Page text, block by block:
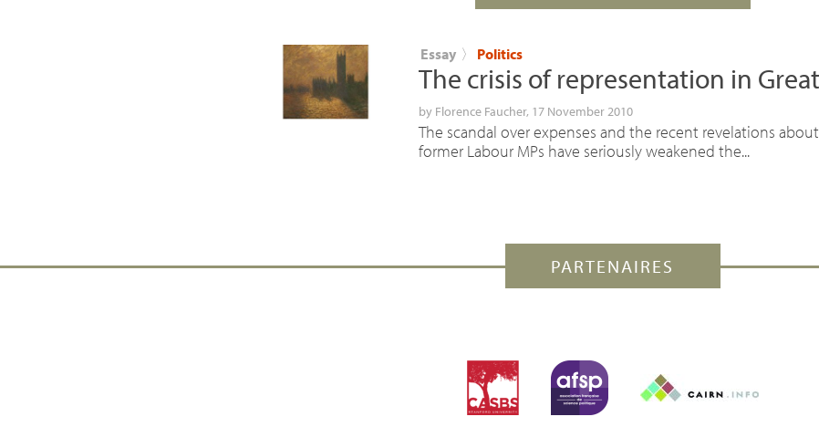
Essay 〉 Politics
The crisis of representation in
by Florence Faucher, 17 November 2010
The scandal over expenses and the recent revelations
former Labour MPs have seriously weakened the...
PARTENAIRES